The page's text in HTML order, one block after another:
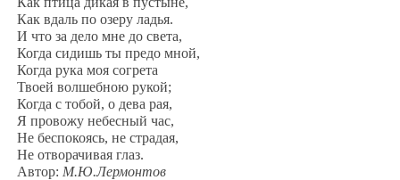
Как вдаль по озеру ладья.
И что за дело мне до света,
Когда сидишь ты предо мной,
Когда рука моя согрета
Твоей волшебною рукой;
Когда с тобой, о дева рая,
Я провожу небесный час,
Не беспокоясь, не страдая,
Не отворачивая глаз.
Автор: М.Ю.Лермонтов